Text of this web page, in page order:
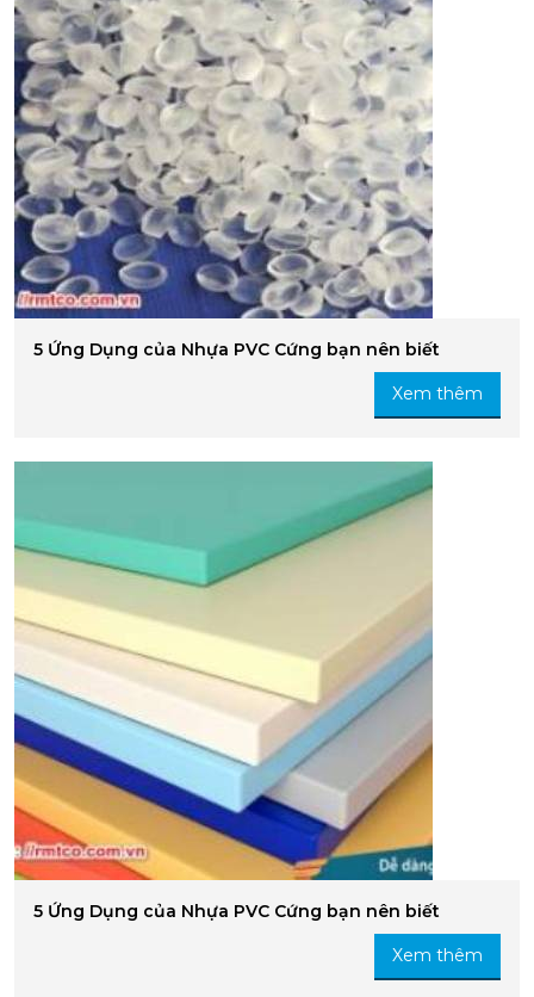
5 Ứng Dụng của Nhựa PVC Cứng bạn nên biết
Xem thêm
5 Ứng Dụng của Nhựa PVC Cứng bạn nên biết
Xem thêm